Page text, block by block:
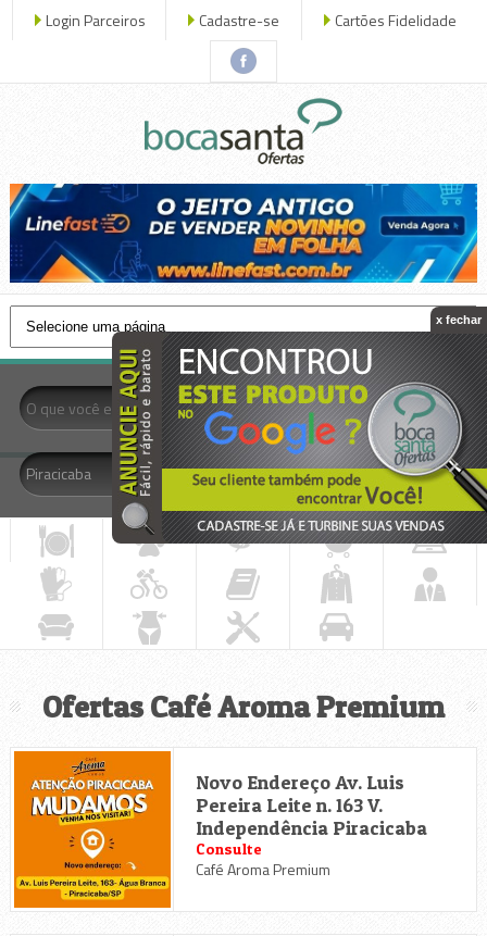
Login Parceiros Cadastre-se Cartões Fidelidade
- Todas as Categorias -
Piracicaba
Ofertas Café Aroma Premium
Novo Endereço Av. Luis
Pereira Leite n. 163 V.
Independência Piracicaba
Consulte
Café Aroma Premium
x fechar